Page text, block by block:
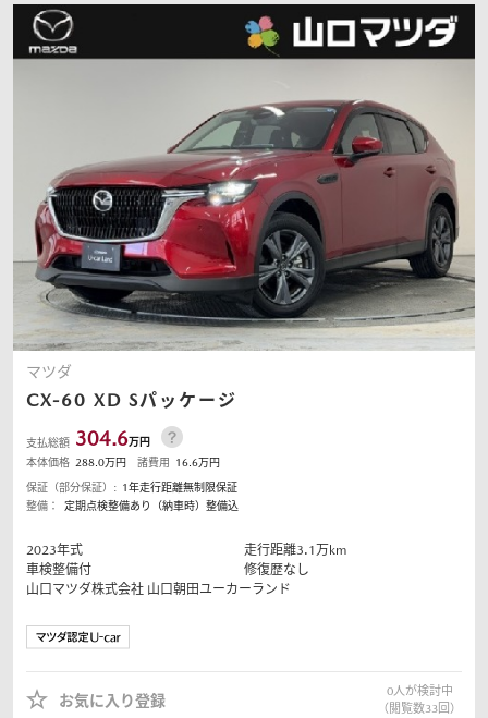
マツダ
CX-60 XD Sパッケージ
支払総額 304.6万円
本体価格 288.0万円 諸費用 16.6万円
保証（部分保証）: 1年走行距離無制限保証
整備：
定期点検整備あり（納車時）整備込
2023年式 走行距離3.1 万km
車検整備付
修復歴なし
山口マツダ株式会社 山口朝田ユーカーランド
お気に入り登録
0人が検討中
（閲覧数33回）